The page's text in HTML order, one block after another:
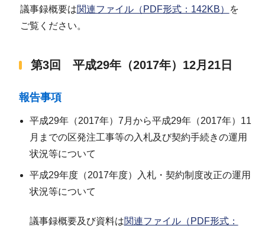
議事録概要は関連ファイル（PDF形式：142KB）
を
ご覧ください。
第3回 平成29年（2017年）12月21日
報告事項
平成29年（2017年）7月から平成29年（2017年）11
月までの区発注工事等の入札及び契約手続きの運用
状況等について
平成29年度（2017年度）入札・契約制度改正の運用
状況等について
議事録概要及び資料は関連ファイル（PDF形式：